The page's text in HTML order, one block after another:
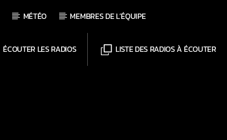
MÉTÉO MEMBRES DE L’ÉQUIPE
LISTE DES RADIOS À ÉCOUTER
ÉCOUTER LES RADIOS